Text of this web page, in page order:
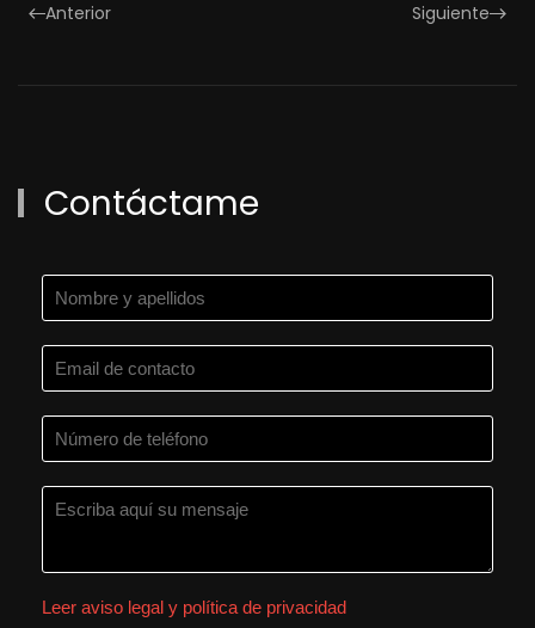
Anterior Siguiente
Contáctame
Leer aviso legal y política de privacidad